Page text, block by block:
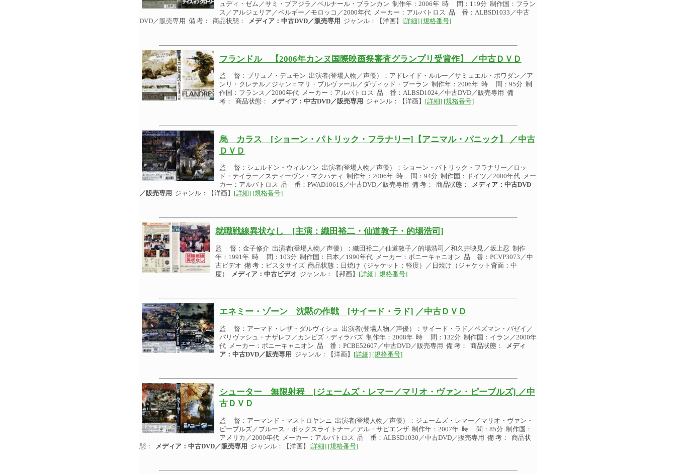
ュディ・ゼム／サミ・ブアジラ／ベルナール・ブランカン 制作年：2006年 時 間：119分 制作国：フラン
ス／アルジェリア／ベルギー／モロッコ／2000年代 メーカー：アルバトロス 品 番：ALBSD1033／中古
DVD／販売専用 備 考： 商品状態：
メディア：中古DVD／販売専用 ジャンル：【洋画】 [詳細] [規格番号]
フランドル 【2006年カンヌ国際映画祭審査グランプリ受賞作】 ／中古ＤＶＤ
監 督：ブリュノ・デュモン 出演者(登場人物／声優）：アドレイド・ルルー／サミュエル・ボワダン／ア
ンリ・クレテル／ジャン＝マリ・ブルヴァール／ダヴィッド・プーラン 制作年：2006年 時 間：95分 制
作国：フランス／2000年代 メーカー：アルバトロス 品 番：ALBSD1024／中古DVD／販売専用 備
考： 商品状態：
メディア：中古DVD／販売専用 ジャンル：【洋画】 [詳細] [規格番号]
烏 カラス [ショーン・パトリック・フラナリー]【アニマル・パニック】 ／中古
ＤＶＤ
監 督：シェルドン・ウィルソン 出演者(登場人物／声優）：ショーン・パトリック・フラナリー／ロッ
ド・テイラー／スティーヴン・マクハティ 制作年：2006年 時 間：94分 制作国：ドイツ／2000年代 メー
カー：アルバトロス 品 番：PWAD1061S／中古DVD／販売専用 備 考： 商品状態：
メディア：中古DVD
／販売専用
ジャンル：【洋画】 [詳細] [規格番号]
就職戦線異状なし [主演：織田裕二・仙道敦子・的場浩司]
監 督：金子修介 出演者(登場人物／声優）：織田裕二／仙道敦子／的場浩司／和久井映見／坂上忍 制作
年：1991年 時 間：103分 制作国：日本／1990年代 メーカー：ポニーキャニオン 品 番：PCVP3073／中
古ビデオ 備 考：ビスタサイズ 商品状態：日焼け（ジャケット：軽度）／日焼け（ジャケット背面：中
度）
メディア：中古ビデオ ジャンル：【邦画】 [詳細] [規格番号]
エネミー・ゾーン 沈黙の作戦 [サイード・ラド] ／中古ＤＶＤ
監 督：アーマド・レザ・ダルヴィシュ 出演者(登場人物／声優）：サイード・ラド／ペズマン・バゼイ／
パリヴァシュ・ナザレフ／カンビズ・ディラバズ 制作年：2008年 時 間：132分 制作国：イラン／2000年
代 メーカー：ポニーキャニオン 品 番：PCBE52607／中古DVD／販売専用 備 考： 商品状態：
メディ
ア：中古DVD／販売専用
ジャンル：【洋画】 [詳細] [規格番号]
シューター 無限射程 [ジェームズ・レマー／マリオ・ヴァン・ピーブルズ] ／中
古ＤＶＤ
監 督：アーマンド・マストロヤンニ 出演者(登場人物／声優）：ジェームズ・レマー／マリオ・ヴァン・
ピーブルズ／ブルース・ボックスライトナー／アル・サピエンザ 制作年：2007年 時 間：85分 制作国：
アメリカ／2000年代 メーカー：アルバトロス 品 番：ALBSD1030／中古DVD／販売専用 備 考： 商品状
態：
メディア：中古DVD／販売専用 ジャンル：【洋画】 [詳細] [規格番号]